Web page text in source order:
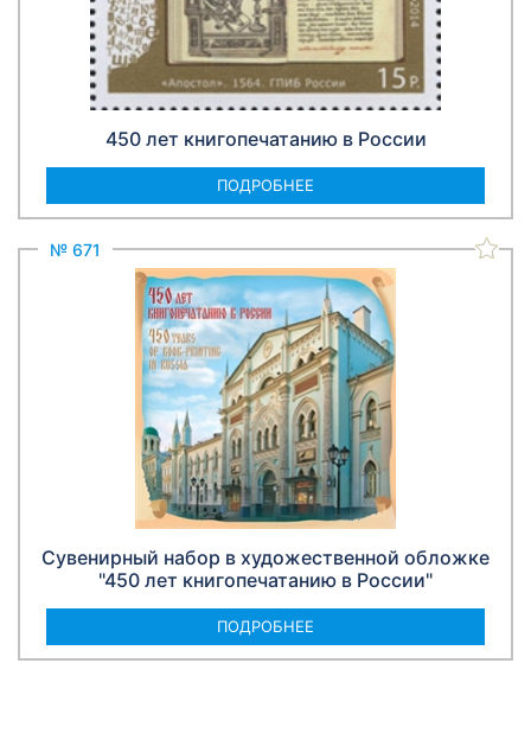
450 лет книгопечатанию в России
ПОДРОБНЕЕ
№ 671
Сувенирный набор в художественной обложке
"450 лет книгопечатанию в России"
ПОДРОБНЕЕ